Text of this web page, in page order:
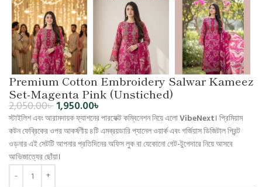
Premium Cotton Embroidery Salwar Kameez
Set-Magenta Pink (Unstiched)
2,050.00৳1,950.00৳
স্টাইলিশ এবং আরামদায়ক ফ্যাশনের পারফেক্ট কম্বিনেশন নিয়ে এলোVibeNext। প্রিমিয়াম
কটন ফেব্রিকের ওপর আকর্ষণীয় ৪টি এমব্রয়ডারি প্যানেল ওয়ার্ক এবং গর্জিয়াস ডিজিটাল প্রিন্ট
ওড়নার এই সেটটি আপনার প্রতিদিনের অফিস লুক বা যেকোনো গেট-টুগেদারে নিয়ে আসবে
আভিজাত্যের ছোঁয়া।